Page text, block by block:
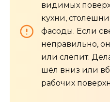
видимых
кухни,
фасоды. Если
неправильно, он
или слепит.
шёл вниз или
рабочих